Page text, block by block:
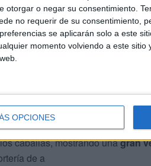
otorgar o negar su consentimiento.
no requerir de su consentimiento,
se aplicarán solo a este
momento volviendo a este
OPCIONES
ambos conjuntos, conscientes
.
temporada
melillense mostraba una
caballas, mostrando unagran
de a